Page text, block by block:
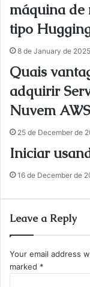
máquina de
tipo
8 de January de 2025
Quais
adquirir
Nuvem
25 de December de
Iniciar
16 de December de
Leave a Reply
Your email address
marked *